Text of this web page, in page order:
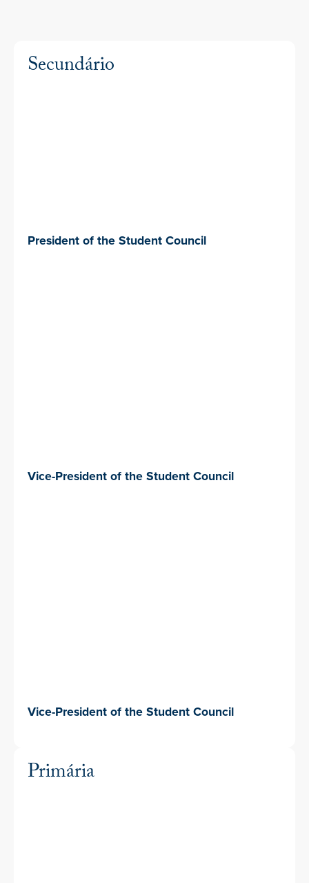
Secundário
President of the Student Council
Vice-President of the Student Council
Vice-President of the Student Council
Primária